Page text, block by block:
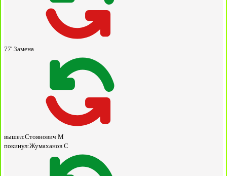
77' Замена
вышел:Стоянович М
покинул:Жумаханов С